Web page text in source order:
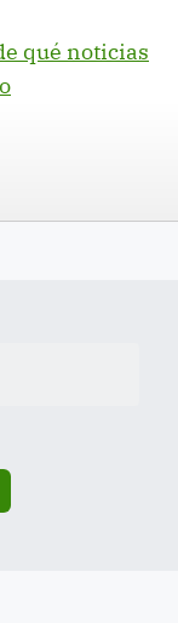
qué noticias